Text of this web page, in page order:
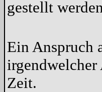
gestellt
Ein Anspruch
irgendwelcher
Zeit.